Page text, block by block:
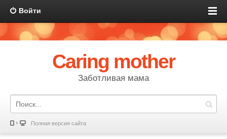
Войти
Caring mother
Заботливая мама
Полная версия сайта